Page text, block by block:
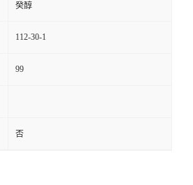
癸醇
112-30-1
99
否